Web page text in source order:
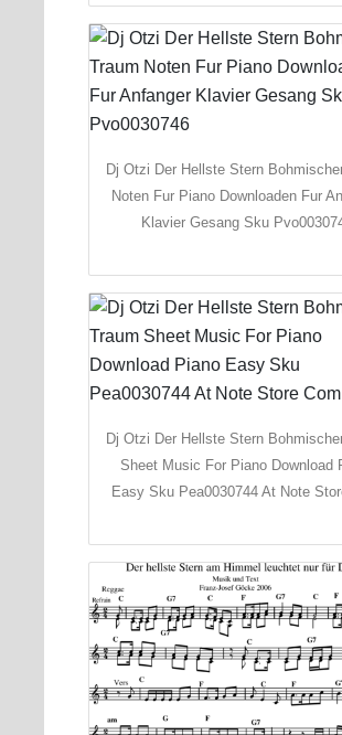
Dj Otzi Der Hellste Stern
Noten Fur Piano Downloaden Fur
Klavier Gesang Sku
Dj Otzi Der Hellste Stern
Sheet Music For Piano Download
Easy Sku Pea0030744 At Note